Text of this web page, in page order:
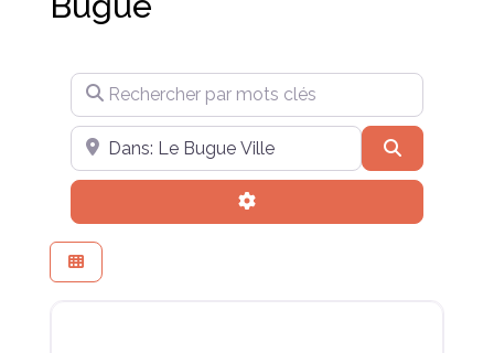
Rechercher par mots clés
Près de
Advanced Filters